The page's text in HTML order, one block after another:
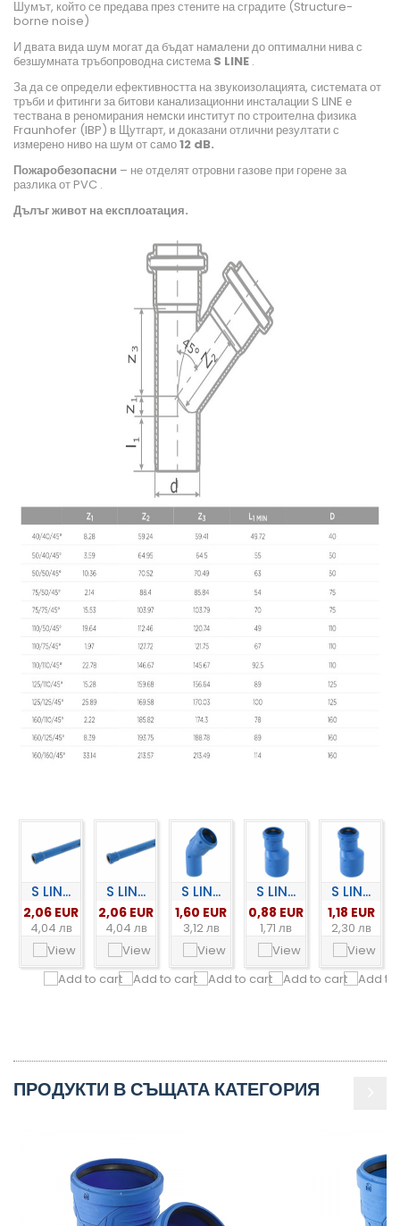
Шумът, който се предава през стените на сградите (Structure-
borne noise)
И двата вида шум могат да бъдат намалени до оптимални нива с
безшумната тръбопроводна система S LINE .
За да се определи ефективността на звукоизолацията, системата от
тръби и фитинги за битови канализационни инсталации S LINE е
тествана в реномирания немски институт по строителна физика
Fraunhofer (IBP) в Щутгарт, и доказани отлични резултати с
измерено ниво на шум от само12 dB.
Пожаробезопасни – не отделят отровни газове при горене за
разлика от PVC .
Дълъг живот на експлоатация.
S LIN...
2,06 EUR
4,04 лв
S LIN...
2,06 EUR
4,04 лв
S LIN...
1,60 EUR
3,12 лв
S LIN...
0,88 EUR
1,71 лв
S LIN...
1,18 EUR
2,30 лв
ПРОДУКТИ В СЪЩАТА КАТЕГОРИЯ